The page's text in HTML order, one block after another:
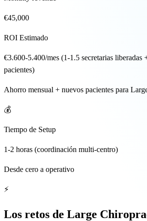
€45,000
ROI Estimado
€3.600-5.400/mes (1-1.5 secretarias liberadas
pacientes)
Ahorro mensual + nuevos pacientes para
💰
Tiempo de Setup
1-2 horas (coordinación multi-centro)
Desde cero a operativo
⚡
Los retos de Large